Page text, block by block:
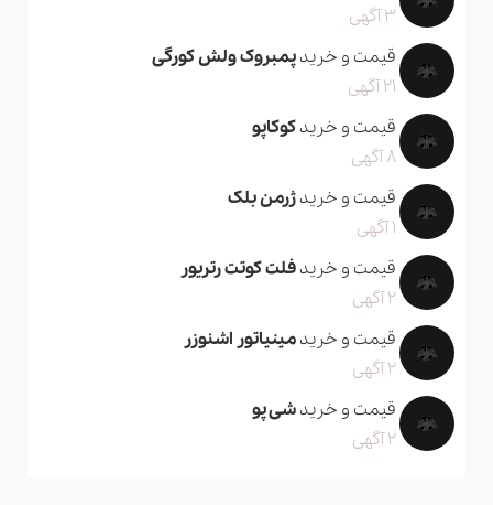
3 آگهی
قیمت و خریدپمبروک ولش کورگی
21 آگهی
قیمت و خریدکوکاپو
8 آگهی
قیمت و خریدژرمن بلک
1 آگهی
قیمت و خریدفلت کوتت رتریور
2 آگهی
قیمت و خریدمینیاتور اشنوزر
2 آگهی
قیمت و خریدشی پو
2 آگهی